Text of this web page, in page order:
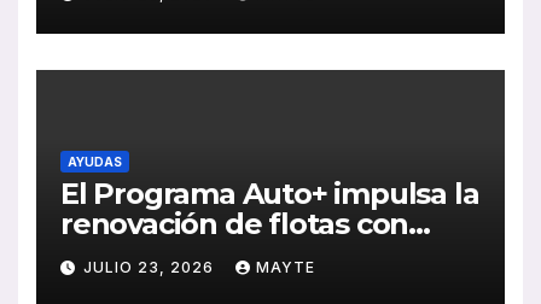
ventas, pedidos y
rentabilidad
AYUDAS
El Programa Auto+ impulsa la
renovación de flotas con
ayudas a vehículos eléctricos
ligeros
JULIO 23, 2026 MAYTE